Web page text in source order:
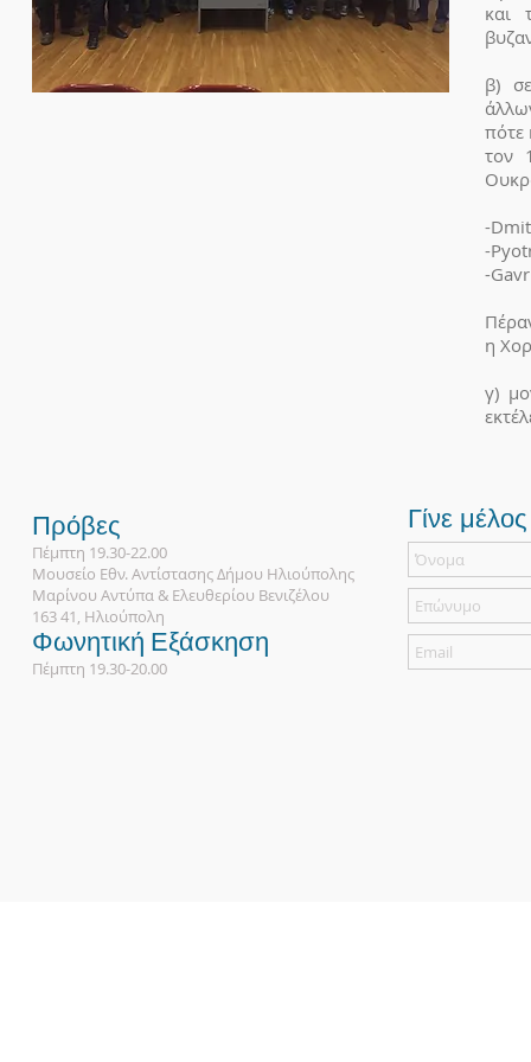
και
β)
πότε
τον
-
-
-
η
γ)
Πρόβες
Πέμπτη 19.30-22.00
Μουσείο Εθν. Αντίστασης Δήμου Ηλιούπολης
Μαρίνου Αντύπα & Ελευθερίου Βενιζέλου
163 41, Ηλιούπολη
Φωνητική Εξάσκηση
Πέμπτη 19.30-20.00
Γίνε